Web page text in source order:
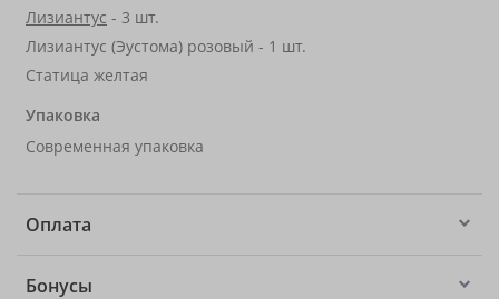
Лизиантус - 3 шт.
Лизиантус (Эустома) розовый - 1 шт.
Статица желтая
Упаковка
Современная упаковка
Оплата
Бонусы